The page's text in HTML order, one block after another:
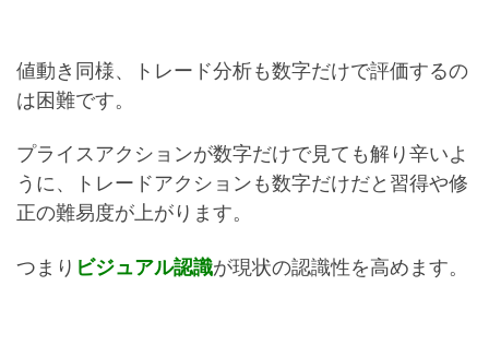
値動き同様、トレード分析も数字だけで評価するの
は困難です。
プライスアクションが数字だけで見ても解り辛いよ
うに、トレードアクションも数字だけだと習得や修
正の難易度が上がります。
つまり ビジュアル認識が現状の認識性を高めます。